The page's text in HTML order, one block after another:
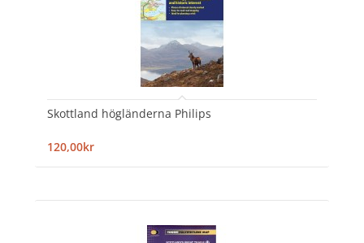
Skottland högländerna Philips
120,00kr